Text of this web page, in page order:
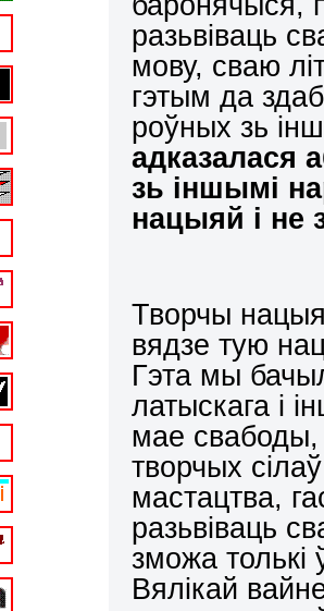
разьвiваць
мову, сваю
гэтым да
роўных зь
адказалася
зь iншымi
нацыяй i не
Творчы
вядзе тую
Гэта мы
латыскага i
мае свабоды,
творчых
мастацтва,
разьвiваць
зможа толькi
Вялiкай